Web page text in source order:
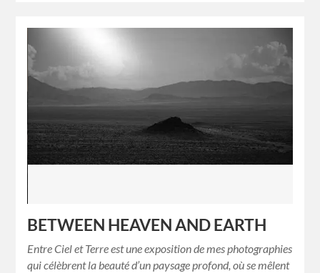
BETWEEN HEAVEN AND EARTH
Entre Ciel et Terre est une exposition de mes photographies
qui célèbrent la beauté d’un paysage profond, où se mêlent